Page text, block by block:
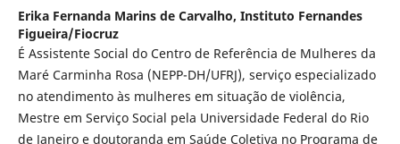
Erika Fernanda Marins de Carvalho, Instituto Fernandes
Figueira/Fiocruz
É Assistente Social do Centro de Referência de Mulheres da
Maré Carminha Rosa (NEPP-DH/UFRJ), serviço especializado
no atendimento às mulheres em situação de violência,
Mestre em Serviço Social pela Universidade Federal do Rio
de Janeiro e doutoranda em Saúde Coletiva no Programa de